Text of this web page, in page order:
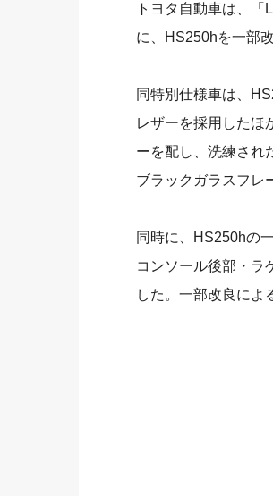
トヨタ自動車は、
に、HS250hを一部
同特別仕様車は、
レザーを採用したほ
ーを配し、洗練され
ブラックガラスフレ
同時に、HS250hの
コンソール後部・ラ
した。一部改良によ